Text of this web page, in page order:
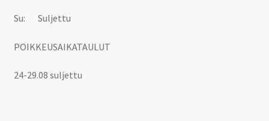
Su: Suljettu
POIKKEUSAIKATAULUT
24-29.08 suljettu